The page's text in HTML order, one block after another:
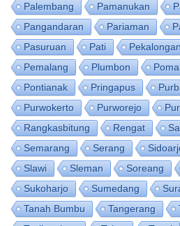
Palembang
Pamanukan
Pangandaran
Pariaman
Pasuruan
Pati Pekalongan
Pemalang
Plumbon
Pontianak
Pringapus
Purwokerto
Purworejo
Rangkasbitung
Rengat
Semarang
Serang
Slawi
Sleman Soreang
Sukoharjo
Sumedang
Tanah Bumbu
Tangerang